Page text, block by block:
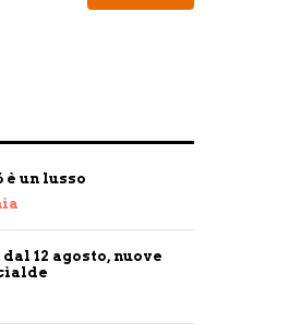
è un lusso
12 agosto, nuove